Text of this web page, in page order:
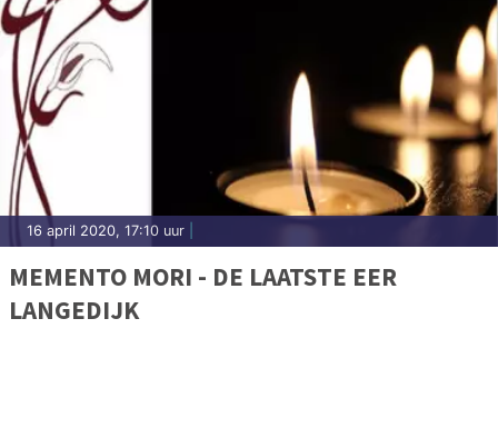
16 april 2020, 17:10 uur
MEMENTO MORI - DE LAATSTE EER
LANGEDIJK